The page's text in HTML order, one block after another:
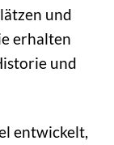
und
erhalten
und
entwickelt,